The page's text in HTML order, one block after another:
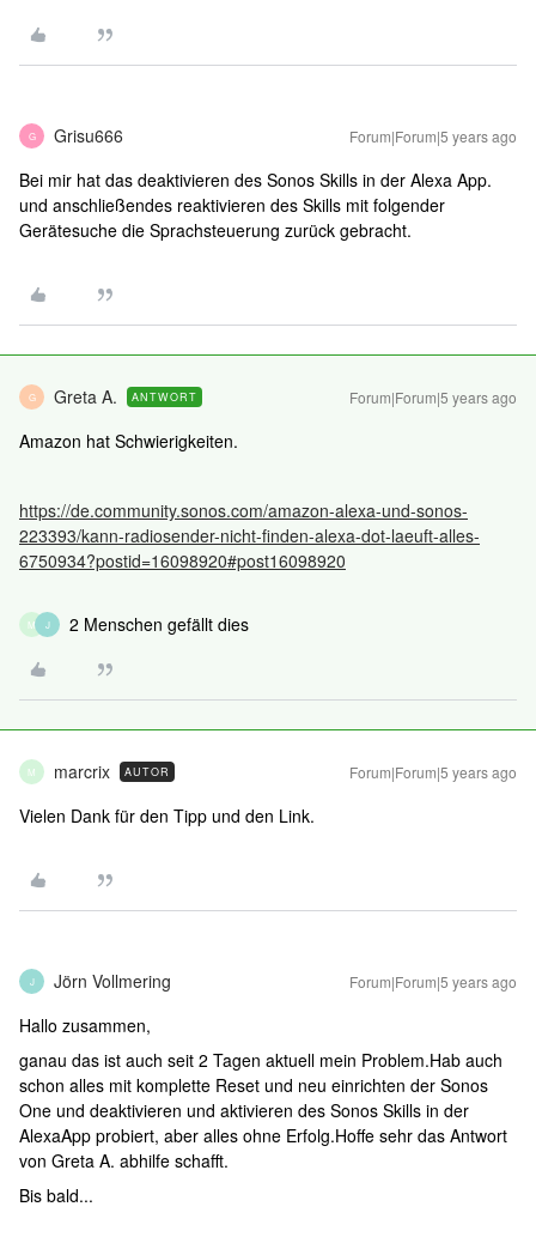
G Grisu666 Forum|Forum|5 years ago
Bei mir hat das deaktivieren des Sonos Skills in der Alexa App.
und anschließendes reaktivieren des Skills mit folgender
Gerätesuche die Sprachsteuerung zurück gebracht.
G Greta A. ANTWORT Forum|Forum|5 years ago
Amazon hat Schwierigkeiten.
https://de.community.sonos.com/amazon-alexa-und-sonos-
223393/kann-radiosender-nicht-finden-alexa-dot-laeuft-alles-
6750934?postid=16098920#post16098920
M J 2 Menschen gefällt dies
M marcrix AUTOR Forum|Forum|5 years ago
Vielen Dank für den Tipp und den Link.
J Jörn Vollmering Forum|Forum|5 years ago
Hallo zusammen,
ganau das ist auch seit 2 Tagen aktuell mein Problem.Hab auch
schon alles mit komplette Reset und neu einrichten der Sonos
One und deaktivieren und aktivieren des Sonos Skills in der
AlexaApp probiert, aber alles ohne Erfolg.Hoffe sehr das Antwort
von Greta A. abhilfe schafft.
Bis bald...